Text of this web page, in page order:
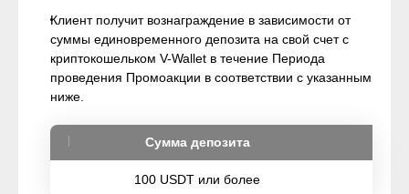
Клиент получит вознаграждение в зависимости от
суммы единовременного депозита на свой счет с
криптокошельком V-Wallet в течение Периода
проведения Промоакции в соответствии с указанным
ниже.
Сумма депозита
100 USDT или более